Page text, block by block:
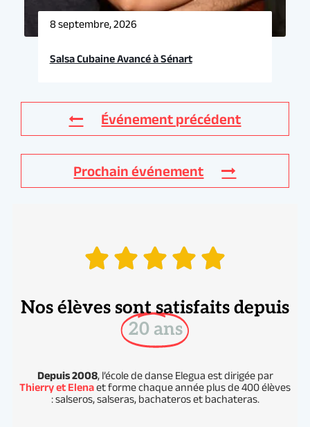
8 septembre, 2026
Salsa Cubaine Avancé à Sénart
Nos élèves sont satisfaits depuis
20 ans
Depuis 2008, l’école de danse Elegua est dirigée par
Thierry et Elenaet forme chaque année plus de 400 élèves
: salseros, salseras, bachateros et bachateras.